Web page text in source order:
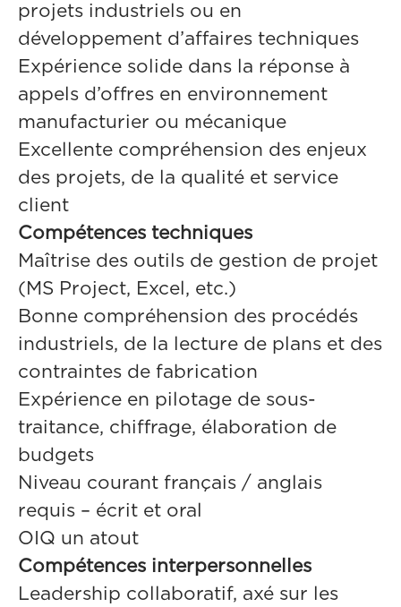
projets industriels ou en
développement d’affaires techniques
Expérience solide dans la réponse à
appels d’offres en environnement
manufacturier ou mécanique
Excellente compréhension des enjeux
des projets, de la qualité et service
client
Compétences techniques
Maîtrise des outils de gestion de projet
(MS Project, Excel, etc.)
Bonne compréhension des procédés
industriels, de la lecture de plans et des
contraintes de fabrication
Expérience en pilotage de sous-
traitance, chiffrage, élaboration de
budgets
Niveau courant français / anglais
requis – écrit et oral
OIQ un atout
Compétences interpersonnelles
Leadership collaboratif, axé sur les